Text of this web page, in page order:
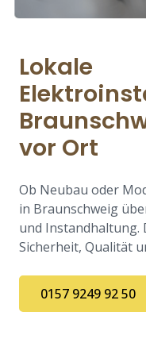
Lokale
vor Ort
Ob Neubau oder
in Braunschweig
und Instandhaltung.
Sicherheit, Qualität
0157 9249 92 50